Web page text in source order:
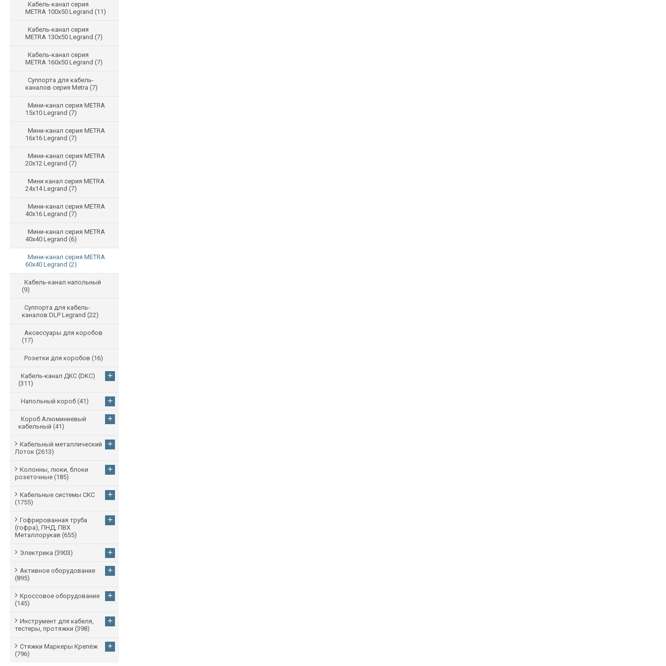
Кабель-канал серия
METRA 100х50 Legrand (11)
Кабель-канал серия
METRA 130х50 Legrand (7)
Кабель-канал серия
METRA 160х50 Legrand (7)
Суппорта для кабель-
каналов серия Metra (7)
Мини-канал серия METRA
15x10 Legrand (7)
Мини-канал серия METRA
16x16 Legrand (7)
Мини-канал серия METRA
20x12 Legrand (7)
Мини канал серия METRA
24x14 Legrand (7)
Мини-канал серия METRA
40x16 Legrand (7)
Мини-канал серия METRA
40x40 Legrand (6)
Мини-канал серия METRA
60x40 Legrand (2)
Кабель-канал напольный
(9)
Суппорта для кабель-
каналов DLP Legrand (22)
Аксессуары для коробов
(17)
Розетки для коробов (16)
Кабель-канал ДКС (DKC)
(311)
+
Напольный короб (41) +
Короб Алюминиевый
кабельный (41)
+
Кабельный металлический
Лоток (2613)
+
Колонны, люки, блоки
розеточные (185)
+
Кабельные системы СКС
(1755)
+
Гофрированная труба
(гофра), ПНД, ПВХ
Металлорукав (655)
+
Электрика (3903) +
Активное оборудование
(895)
+
Кроссовое оборудование
(145)
+
Инструмент для кабеля,
тестеры, протяжки (398)
+
Стяжки Маркеры Крепёж
(796)
+